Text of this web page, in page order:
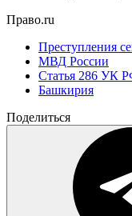
Право.ru
Преступления
МВД России
Статья 286 УК
Башкирия
Поделиться